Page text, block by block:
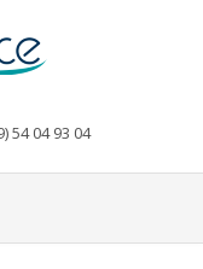
54 04 93 04